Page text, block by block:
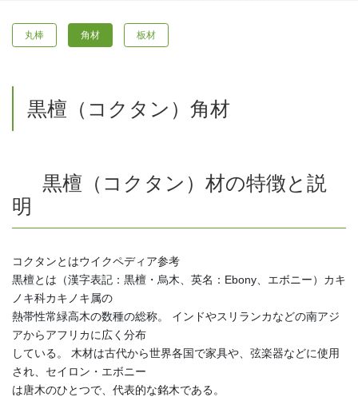
丸棒 角材 板材
黒檀（コクタン）角材
黒檀（コクタン）材の特徴と説
明
コクタンとはウイクペディア参考
黒檀とは（漢字表記：黒檀・烏木、英名：Ebony、エボニー）カキ
ノキ科カキノキ属の
熱帯性常緑高木の数種の総称。 インドやスリランカなどの南アジ
アからアフリカに広く分布
している。 木材は古代から世界各国で家具や、弦楽器などに使用
され、セイロン・エボニー
は唐木のひとつで、代表的な銘木である。